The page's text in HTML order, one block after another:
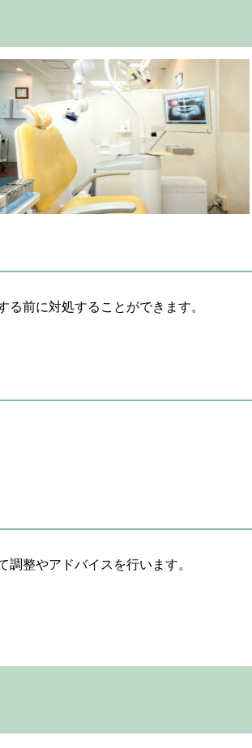
前に対処することができます。
整やアドバイスを行います。